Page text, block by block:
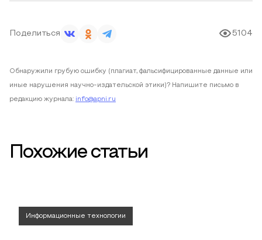
Поделиться 5104
Обнаружили грубую ошибку (плагиат, фальсифицированные данные или
иные нарушения научно-издательской этики)? Напишите письмо в
редакцию журнала: info@apni.ru
Похожие статьи
Информационные технологии